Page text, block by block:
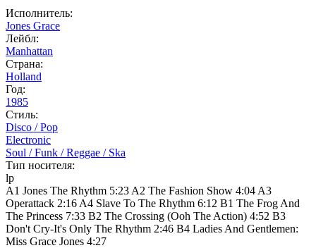
Исполнитель:
Jones Grace
Лейбл:
Manhattan
Страна:
Holland
Год:
1985
Стиль:
Disco / Pop
Electronic
Soul / Funk / Reggae / Ska
Тип носителя:
lp
A1 Jones The Rhythm 5:23 A2 The Fashion Show 4:04 A3
Operattack 2:16 A4 Slave To The Rhythm 6:12 B1 The Frog And
The Princess 7:33 B2 The Crossing (Ooh The Action) 4:52 B3
Don't Cry-It's Only The Rhythm 2:46 B4 Ladies And Gentlemen:
Miss Grace Jones 4:27